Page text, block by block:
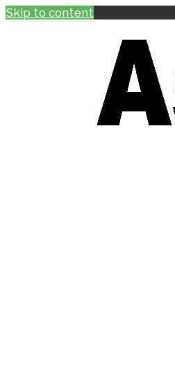
Skip to content